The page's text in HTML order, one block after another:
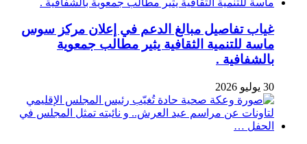
غياب تفاصيل مبالغ الدعم في إعلان مركز سوس
ماسة للتنمية الثقافية يثير مطالب جمعوية
بالشفافية .
30 يوليو 2026